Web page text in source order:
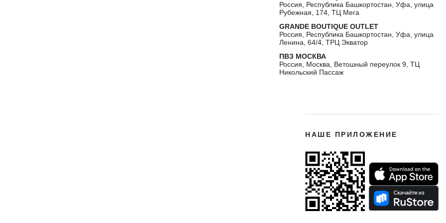
Россия, Республика Башкортостан, Уфа, улица
Рубежная, 174, ТЦ Мега
GRANDE BOUTIQUE OUTLET
Россия, Республика Башкортостан, Уфа, улица
Ленина, 64/4, ТРЦ Экватор
ПВЗ МОСКВА
Россия, Москва, Ветошный переулок 9, ТЦ
Никольский Пассаж
НАШЕ ПРИЛОЖЕНИЕ